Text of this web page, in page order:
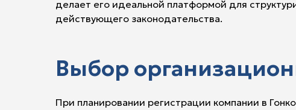
делает его идеальной платформой для
действующего законодательства.
Выбор
При планировании регистрации компании в